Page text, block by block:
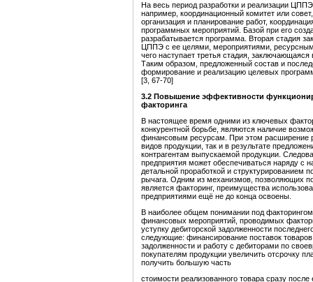
На весь период разработки и реализации
например, координационный комитет или
организация и планирование работ,
программных мероприятий. Базой при его
разрабатывается программа. Вторая стадия
ЦППЭ с ее целями, мероприятиями,
чего наступает третья стадия,
Таким образом, предложенный состав и
формирование и реализацию целевых
[3, 67-70]
3.2 Повышение эффективности
факторинга
В настоящее время одними из ключевых
конкурентной борьбе, являются наличие
финансовым ресурсам. При этом расширение
видов продукции, так и в результате
контрагентам выпускаемой продукции.
предприятия может обеспечиваться наряду
детальной проработкой и структурированием
рычага. Одним из механизмов, позволяющих
является факторинг, преимущества
предприятиями ещё не до конца освоены.
В наиболее общем понимании под
финансовых мероприятий, проводимых
уступку дебиторской задолженности
следующие: финансирование поставок
задолженности и работу с дебиторами по
покупателям продукции увеличить отсрочку
получить большую часть
стоимости реализованного товара сразу